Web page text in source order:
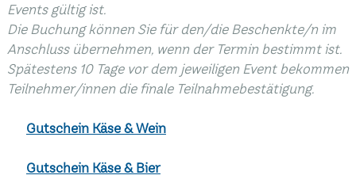
Events gültig ist.
Die Buchung können Sie für den/die Beschenkte/n im
Anschluss übernehmen, wenn der Termin bestimmt ist.
Spätestens 10 Tage vor dem jeweiligen Event bekommen
Teilnehmer/innen die finale Teilnahmebestätigung.
Gutschein Käse & Wein
Gutschein Käse & Bier